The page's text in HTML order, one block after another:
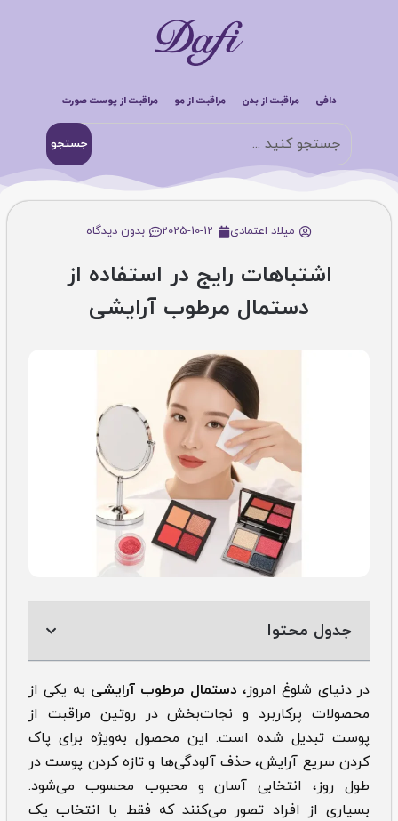
دافی مراقبت از بدن مراقبت از مو مراقبت از پوست صورت
جستجو
میلاد اعتمادی 2025-10-12 بدون دیدگاه
اشتباهات رایج در استفاده از
دستمال مرطوب آرایشی
جدول محتوا
در دنیای شلوغ امروز، دستمال مرطوب آرایشی به یکی از
محصولات پرکاربرد و نجات‌بخش در روتین مراقبت از
پوست تبدیل شده است. این محصول به‌ویژه برای پاک
کردن سریع آرایش، حذف آلودگی‌ها و تازه کردن پوست در
طول روز، انتخابی آسان و محبوب محسوب می‌شود.
بسیاری از افراد تصور می‌کنند که فقط با انتخاب یک